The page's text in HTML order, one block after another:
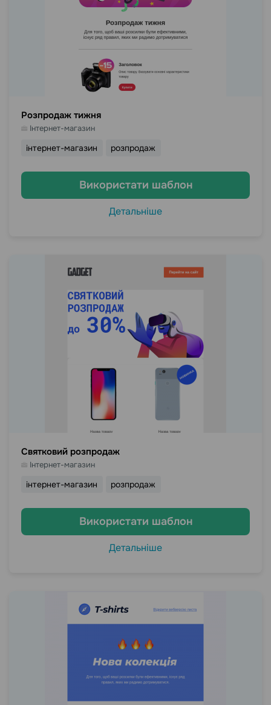
Розпродаж тижня
Інтернет-магазин
інтернет-магазин розпродаж
Використати шаблон
Детальніше
Святковий розпродаж
Інтернет-магазин
інтернет-магазин розпродаж
Використати шаблон
Детальніше